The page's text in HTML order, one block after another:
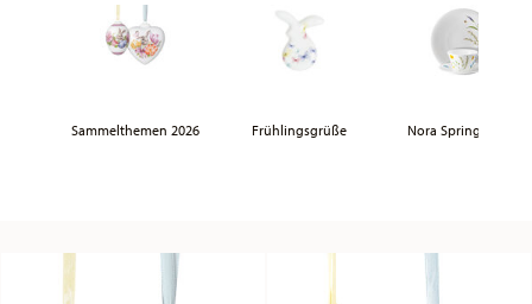
Sammelthemen 2026 Frühlingsgrüße Nora Spring Vibes